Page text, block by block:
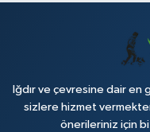
Iğdır ve çevresine dair
sizlere hizmet
önerileriniz için